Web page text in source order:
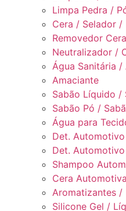
Limpa Pedra /
Cera / Selador /
Removedor Cera
Neutralizador /
Água Sanitária
Amaciante
Sabão Líquido /
Sabão Pó /
Água para
Det.
Det.
Shampoo
Cera Automotiva
Aromatizantes
Silicone Gel /